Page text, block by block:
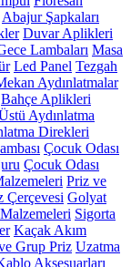
Abajur Şapkaları
Duvar Aplikleri
Lambaları Masa
Led Panel Tezgah
Aydınlatmalar
Bahçe Aplikleri
Aydınlatma
Direkleri
Çocuk Odası
Çocuk Odası
Priz ve
Çerçevesi Golyat
Sigorta
Kaçak Akım
Grup Priz Uzatma
Aksesuarları